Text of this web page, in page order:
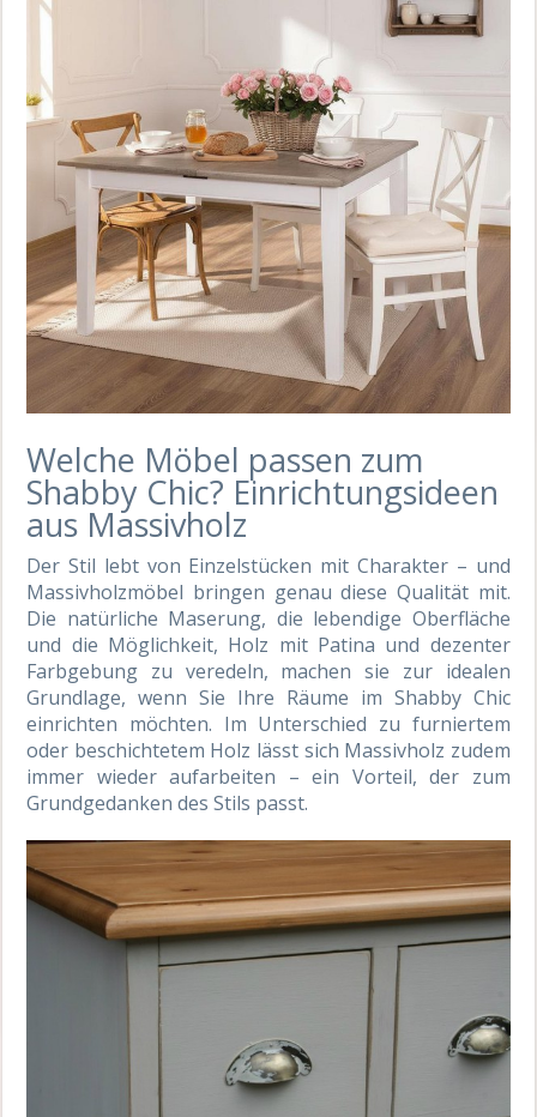
Welche Möbel passen zum
Shabby Chic? Einrichtungsideen
aus Massivholz
Der Stil lebt von Einzelstücken mit Charakter – und
Massivholzmöbel bringen genau diese Qualität mit.
Die natürliche Maserung, die lebendige Oberfläche
und die Möglichkeit, Holz mit Patina und dezenter
Farbgebung zu veredeln, machen sie zur idealen
Grundlage, wenn Sie Ihre Räume im Shabby Chic
einrichten möchten. Im Unterschied zu furniertem
oder beschichtetem Holz lässt sich Massivholz zudem
immer wieder aufarbeiten – ein Vorteil, der zum
Grundgedanken des Stils passt.